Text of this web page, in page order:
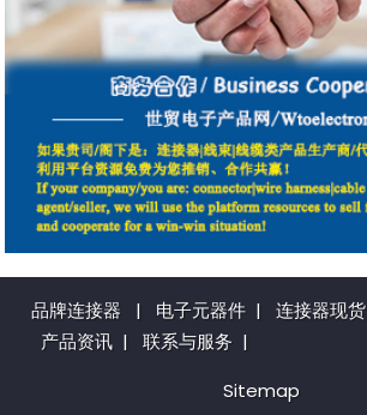
品牌连接器 | 电子元器件 | 连接器现货
产品资讯 | 联系与服务 |
Sitemap